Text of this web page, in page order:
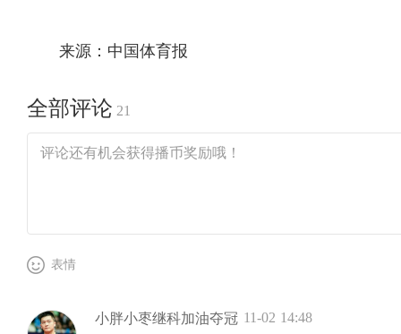
来源：中国体育报
全部评论 21
表情
小胖小枣继科加油夺冠 11-02 14:48